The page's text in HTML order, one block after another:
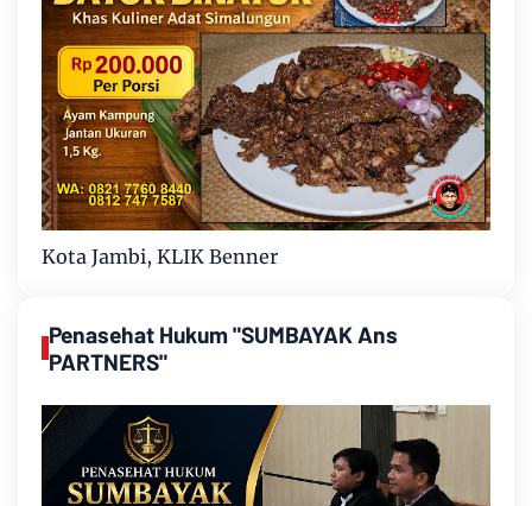
Kota Jambi, KLIK Benner
Penasehat Hukum "SUMBAYAK Ans
PARTNERS"